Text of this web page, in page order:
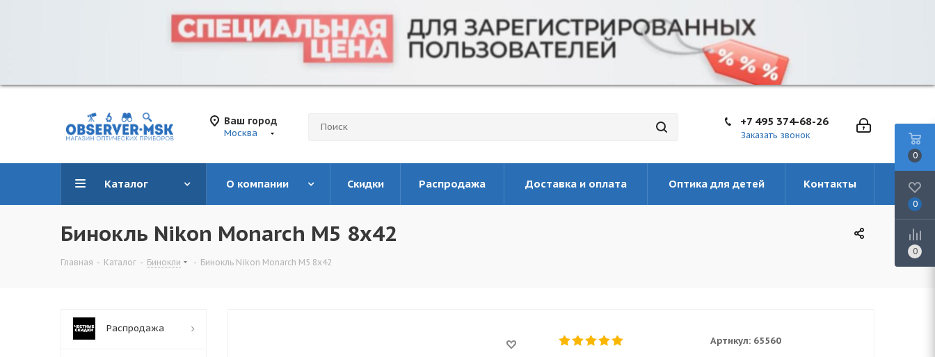
Ваш город
Москва
+7 495 374-68-26
Заказать звонок
Каталог О компании Скидки Распродажа Доставка и оплата Оптика для детей Контакты
Бинокль Nikon Monarch M5 8x42
Главная - Каталог - Бинокли - Бинокль Nikon Monarch M5 8x42
Артикул: 65560
Распродажа
0
0
0